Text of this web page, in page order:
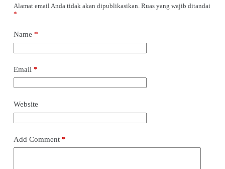
Alamat email Anda tidak akan dipublikasikan. Ruas yang wajib ditandai
*
Name *
Email *
Website
Add Comment*